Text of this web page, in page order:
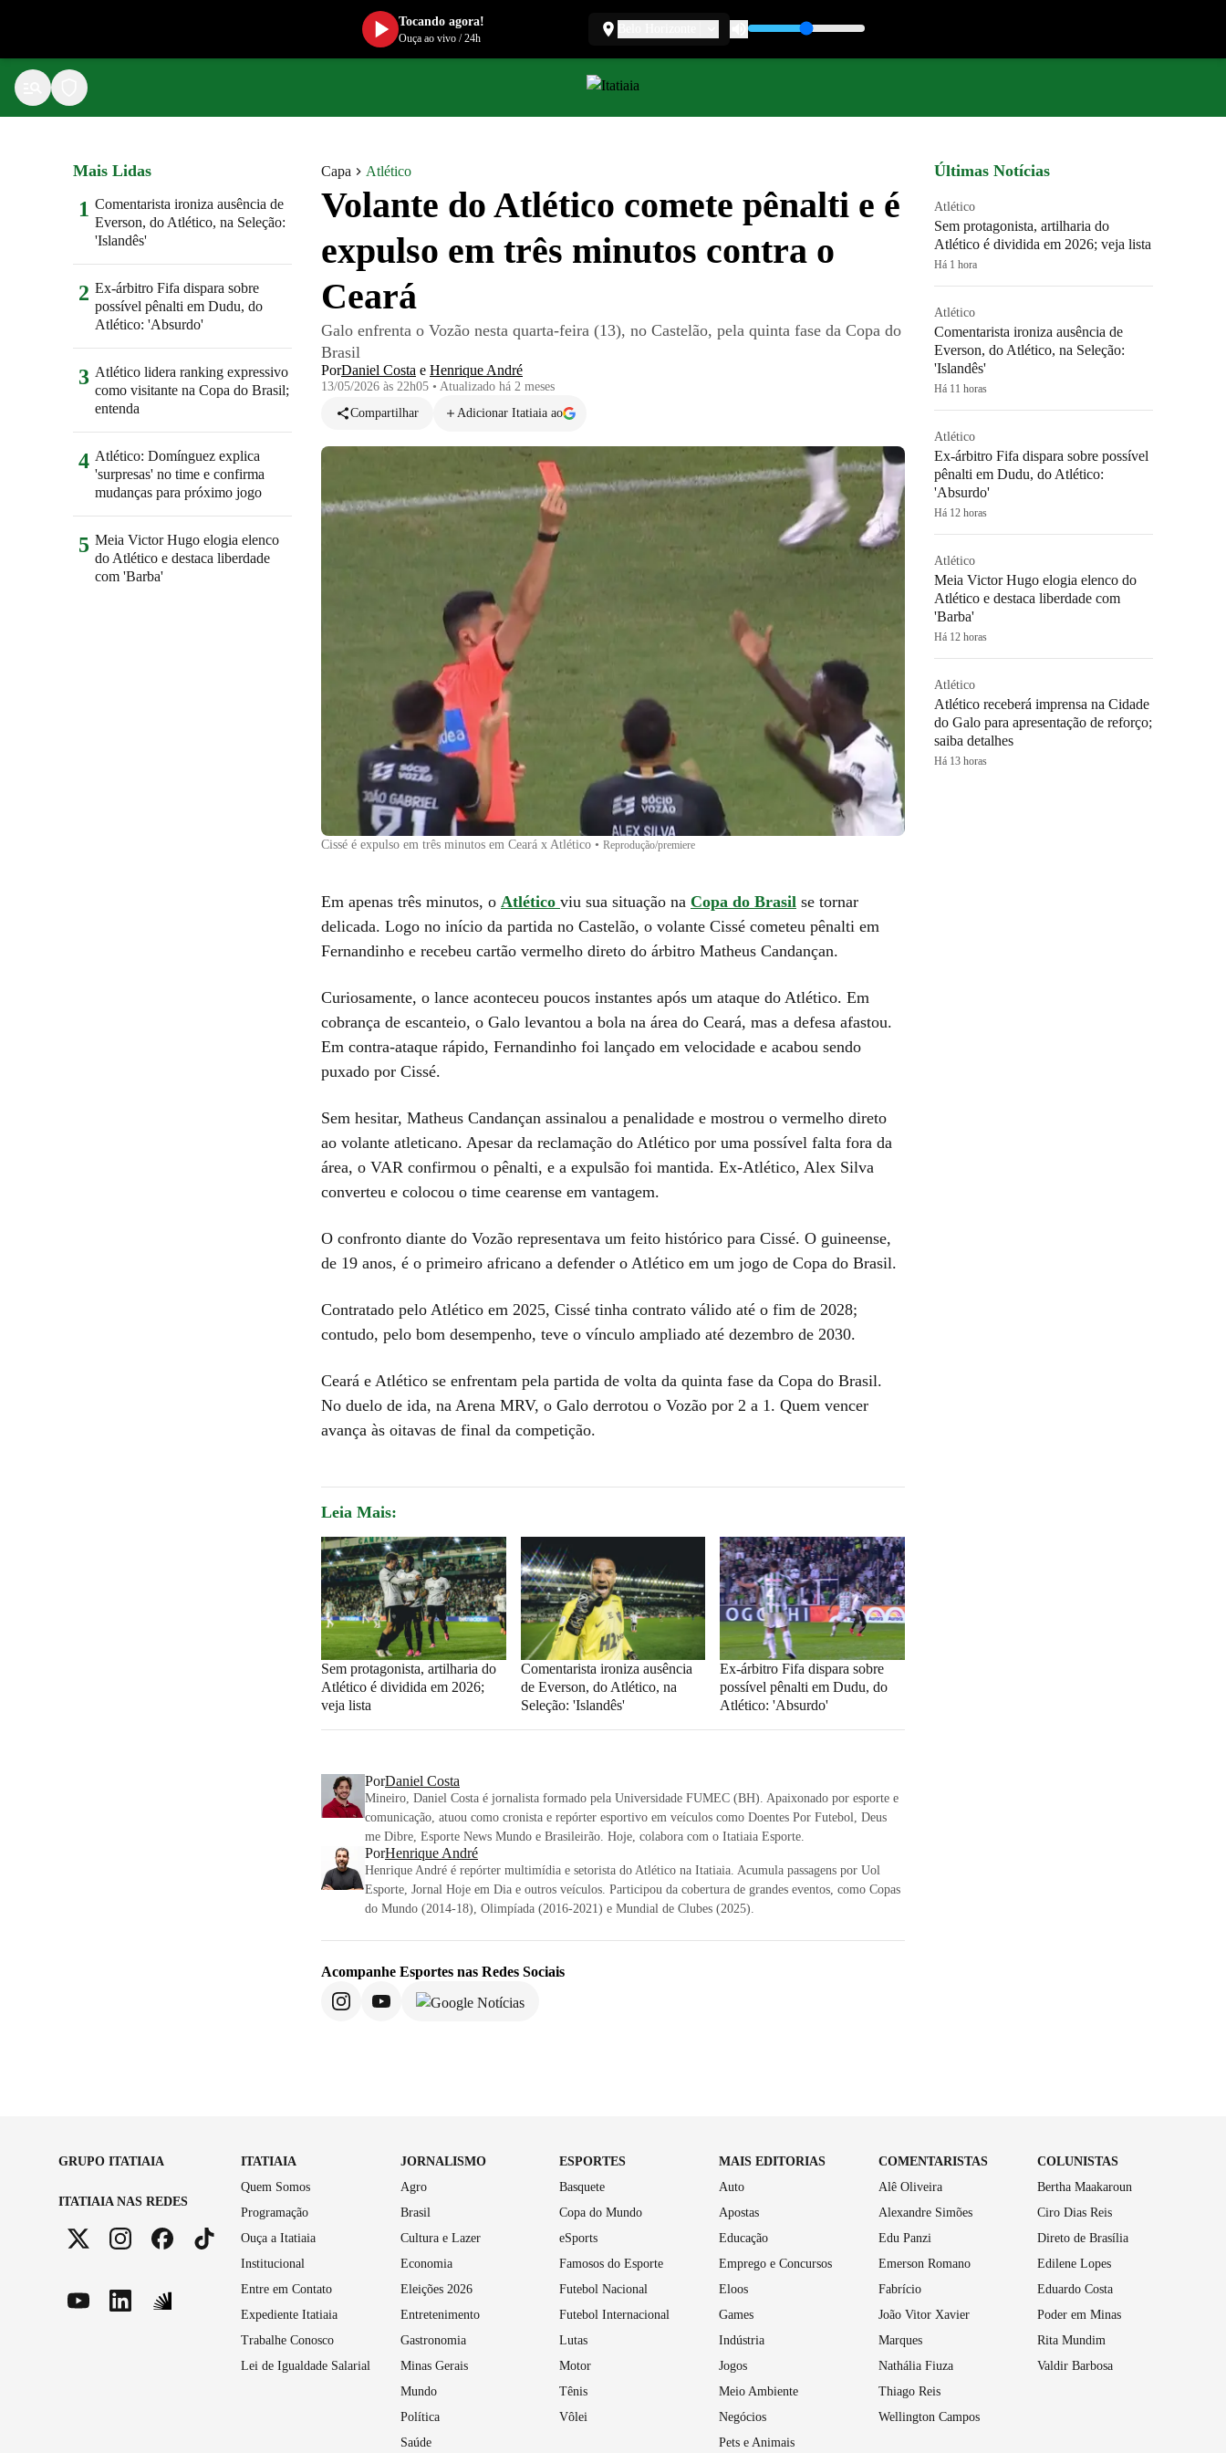
Capa Atlético
Volante do Atlético comete pênalti e é
expulso em três minutos contra o
Ceará
Galo enfrenta o Vozão nesta quarta-feira (13), no Castelão, pela quinta fase da Copa do
Brasil
PorDaniel Costa e Henrique André
13/05/2026 às 22h05 • Atualizado há 2 meses
Compartilhar
Adicionar Itatiaia ao
Cissé é expulso em três minutos em Ceará x Atlético • Reprodução/premiere
Em apenas três minutos, o Atlético viu sua situação na Copa do Brasil se tornar
delicada. Logo no início da partida no Castelão, o volante Cissé cometeu pênalti em
Fernandinho e recebeu cartão vermelho direto do árbitro Matheus Candançan.
Curiosamente, o lance aconteceu poucos instantes após um ataque do Atlético. Em
cobrança de escanteio, o Galo levantou a bola na área do Ceará, mas a defesa afastou.
Em contra-ataque rápido, Fernandinho foi lançado em velocidade e acabou sendo
puxado por Cissé.
Sem hesitar, Matheus Candançan assinalou a penalidade e mostrou o vermelho direto
ao volante atleticano. Apesar da reclamação do Atlético por uma possível falta fora da
área, o VAR confirmou o pênalti, e a expulsão foi mantida. Ex-Atlético, Alex Silva
converteu e colocou o time cearense em vantagem.
O confronto diante do Vozão representava um feito histórico para Cissé. O guineense,
de 19 anos, é o primeiro africano a defender o Atlético em um jogo de Copa do Brasil.
Contratado pelo Atlético em 2025, Cissé tinha contrato válido até o fim de 2028;
contudo, pelo bom desempenho, teve o vínculo ampliado até dezembro de 2030.
Ceará e Atlético se enfrentam pela partida de volta da quinta fase da Copa do Brasil.
No duelo de ida, na Arena MRV, o Galo derrotou o Vozão por 2 a 1. Quem vencer
avança às oitavas de final da competição.
Leia Mais:
Sem protagonista, artilharia do
Atlético é dividida em 2026;
veja lista
Comentarista ironiza ausência
de Everson, do Atlético, na
Seleção: 'Islandês'
Ex-árbitro Fifa dispara sobre
possível pênalti em Dudu, do
Atlético: 'Absurdo'
PorDaniel Costa
Mineiro, Daniel Costa é jornalista formado pela Universidade FUMEC (BH). Apaixonado por esporte e
comunicação, atuou como cronista e repórter esportivo em veículos como Doentes Por Futebol, Deus
me Dibre, Esporte News Mundo e Brasileirão. Hoje, colabora com o Itatiaia Esporte.
PorHenrique André
Henrique André é repórter multimídia e setorista do Atlético na Itatiaia. Acumula passagens por Uol
Esporte, Jornal Hoje em Dia e outros veículos. Participou da cobertura de grandes eventos, como Copas
do Mundo (2014-18), Olimpíada (2016-2021) e Mundial de Clubes (2025).
Acompanhe Esportes nas Redes Sociais
Mais Lidas
1 Comentarista ironiza ausência de
Everson, do Atlético, na Seleção:
'Islandês'
2 Ex-árbitro Fifa dispara sobre
possível pênalti em Dudu, do
Atlético: 'Absurdo'
3 Atlético lidera ranking expressivo
como visitante na Copa do Brasil;
entenda
4 Atlético: Domínguez explica
'surpresas' no time e confirma
mudanças para próximo jogo
5 Meia Victor Hugo elogia elenco
do Atlético e destaca liberdade
com 'Barba'
Últimas Notícias
Atlético
Sem protagonista, artilharia do
Atlético é dividida em 2026; veja lista
Há 1 hora
Atlético
Comentarista ironiza ausência de
Everson, do Atlético, na Seleção:
'Islandês'
Há 11 horas
Atlético
Ex-árbitro Fifa dispara sobre possível
pênalti em Dudu, do Atlético:
'Absurdo'
Há 12 horas
Atlético
Meia Victor Hugo elogia elenco do
Atlético e destaca liberdade com
'Barba'
Há 12 horas
Atlético
Atlético receberá imprensa na Cidade
do Galo para apresentação de reforço;
saiba detalhes
Há 13 horas
GRUPO ITATIAIA
ITATIAIA NAS REDES
ITATIAIA
Quem Somos
Programação
Ouça a Itatiaia
Institucional
Entre em Contato
Expediente Itatiaia
Trabalhe Conosco
Lei de Igualdade Salarial
JORNALISMO
Agro
Brasil
Cultura e Lazer
Economia
Eleições 2026
Entretenimento
Gastronomia
Minas Gerais
Mundo
Política
Saúde
ESPORTES
Basquete
Copa do Mundo
eSports
Famosos do Esporte
Futebol Nacional
Futebol Internacional
Lutas
Motor
Tênis
Vôlei
MAIS EDITORIAS
Auto
Apostas
Educação
Emprego e Concursos
Eloos
Games
Indústria
Jogos
Meio Ambiente
Negócios
Pets e Animais
COMENTARISTAS
Alê Oliveira
Alexandre Simões
Edu Panzi
Emerson Romano
Fabrício
João Vitor Xavier
Marques
Nathália Fiuza
Thiago Reis
Wellington Campos
COLUNISTAS
Bertha Maakaroun
Ciro Dias Reis
Direto de Brasília
Edilene Lopes
Eduardo Costa
Poder em Minas
Rita Mundim
Valdir Barbosa
Tocando agora!
Ouça ao vivo/24h